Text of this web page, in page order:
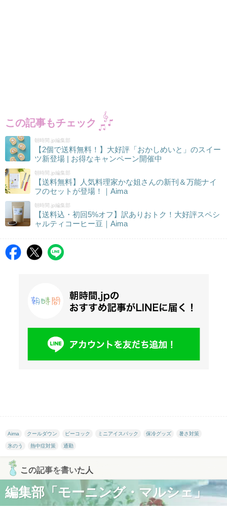
この記事もチェック
朝時間.jp編集部
【2個で送料無料！】大好評「おかしめいと」のスイー
ツ新登場 | お得なキャンペーン開催中
朝時間.jp編集部
【送料無料】人気料理家かな姐さんの新刊＆万能ナイ
フのセットが登場！｜Aima
朝時間.jp編集部
【送料込・初回5%オフ】訳ありおトク！大好評スペシ
ャルティコーヒー豆｜Aima
Aima クールダウン ピーコック ミニアイスパック 保冷グッズ 暑さ対策
氷のう 熱中症対策 通勤
この記事を書いた人
編集部「モーニング・マルシェ」